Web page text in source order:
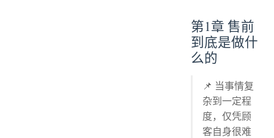
第1章 售前
到底是做什
么的
📌 当事情复
杂到一定程
度，仅凭顾
客自身很难